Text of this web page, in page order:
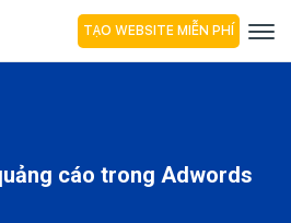
TẠO WEBSITE MIỄN PHÍ
cáo trong Adwords